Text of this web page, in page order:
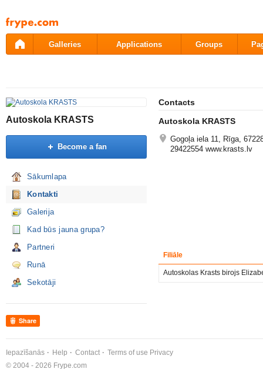
Pāriet
uz
saturu
Galleries Applications Groups
Autoskola KRASTS
Become a fan
Sākumlapa
Kontakti
Galerija
Kad būs jauna grupa?
Partneri
Runā
Sekotāji
Share
Contacts
Autoskola KRASTS
Gogoļa iela 11, Rīga,
29422554 www.krasts.lv
Filiāle
Autoskolas Krasts birojs
Iepazīšanās Help Contact Terms of use Privacy
© 2004 - 2026 Frype.com